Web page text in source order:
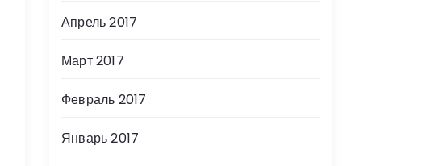
Апрель 2017
Март 2017
Февраль 2017
Январь 2017